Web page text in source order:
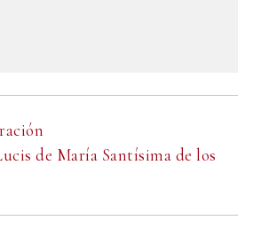
de María Santísima de los